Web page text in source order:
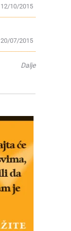
12/10/2015
20/07/2015
Dalje